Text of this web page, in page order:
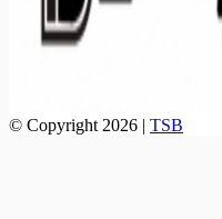
© Copyright 2026 | TSB